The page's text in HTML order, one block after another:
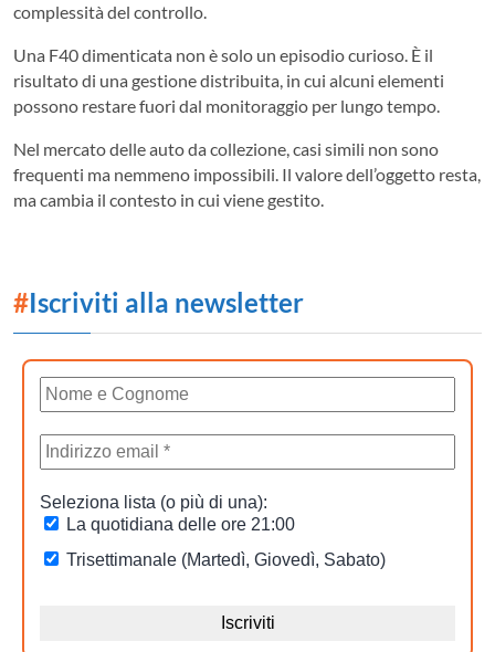
complessità del controllo.
Una F40 dimenticata non è solo un episodio curioso. È il
risultato di una gestione distribuita, in cui alcuni elementi
possono restare fuori dal monitoraggio per lungo tempo.
Nel mercato delle auto da collezione, casi simili non sono
frequenti ma nemmeno impossibili. Il valore dell’oggetto resta,
ma cambia il contesto in cui viene gestito.
#Iscriviti alla newsletter